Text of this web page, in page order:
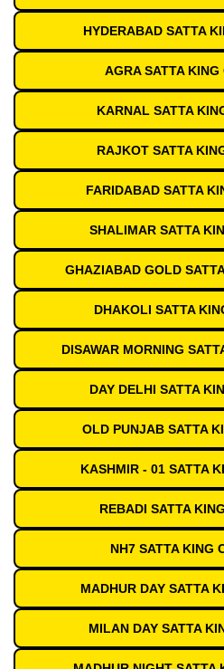
HYDERABAD SATTA
AGRA SATTA
KARNAL SATTA
RAJKOT SATTA
FARIDABAD SATTA
SHALIMAR SATTA
GHAZIABAD GOLD
DHAKOLI SATTA
DISAWAR MORNING
DAY DELHI SATTA
OLD PUNJAB SATTA
KASHMIR - 01 SATTA
REBADI SATTA
NH7 SATTA KING
MADHUR DAY SATTA
MILAN DAY SATTA